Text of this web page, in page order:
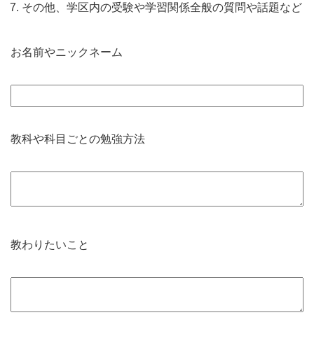
その他、学区内の受験や学習関係全般の質問や話題など
お名前やニックネーム
教科や科目ごとの勉強方法
教わりたいこと